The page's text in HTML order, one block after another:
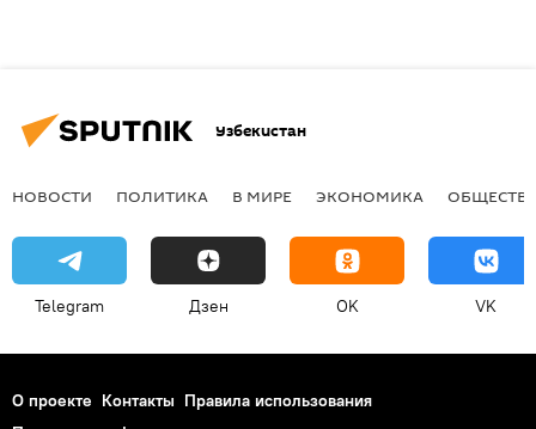
Узбекистан
НОВОСТИ ПОЛИТИКА В МИРЕ ЭКОНОМИКА
Telegram Дзен OK VK
О проекте Контакты Правила использования